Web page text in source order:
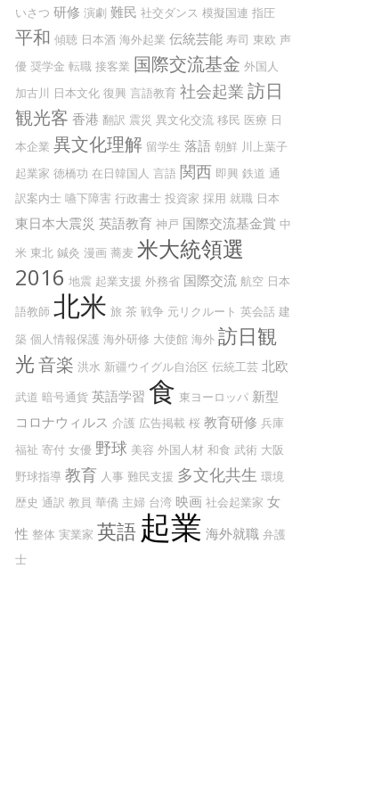
いさつ 研修 演劇 難民 社交ダンス 模擬国連 指圧
平和 傾聴 日本酒 海外起業 伝統芸能 寿司 東欧 声
優 奨学金 転職 接客業 国際交流基金 外国人
加古川 日本文化 復興 言語教育 社会起業 訪日
観光客 香港 翻訳 震災 異文化交流 移民 医療 日
本企業 異文化理解 留学生 落語 朝鮮 川上葉子
起業家 徳橋功 在日韓国人 言語 関西 即興 鉄道 通
訳案内士 嚥下障害 行政書士 投資家 採用 就職 日本
東日本大震災 英語教育 神戸 国際交流基金賞 中
米 東北 鍼灸 漫画 蕎麦 米大統領選
2016 地震 起業支援 外務省 国際交流 航空 日本
語教師 北米 旅 茶 戦争 元リクルート 英会話 建
築 個人情報保護 海外研修 大使館 海外 訪日観
光音楽 洪水 新疆ウイグル自治区 伝統工芸 北欧
武道 暗号通貨 英語学習 食 東ヨーロッパ 新型
コロナウィルス 介護 広告掲載 桜 教育研修 兵庫
福祉 寄付 女優 野球 美容 外国人材 和食 武術 大阪
野球指導 教育 人事 難民支援 多文化共生 環境
歴史 通訳 教員 華僑 主婦 台湾 映画 社会起業家 女
性 整体 実業家 英語 起業 海外就職 弁護
士